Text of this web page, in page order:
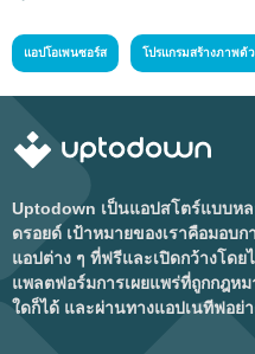
แอปโอเพนซอร์ส โปรแกรมสร้างภาพด้
Uptodown เป็นแอปสโตร์แบบห
ดรอยด์ เป้าหมายของเราคือมอบ
แอปต่าง ๆ ที่ฟรีและเปิดกว้างโด
แพลตฟอร์มการเผยแพร่ที่ถูกกฎหม
ใดก็ได้ และผ่านทางแอปเนทีฟอย่